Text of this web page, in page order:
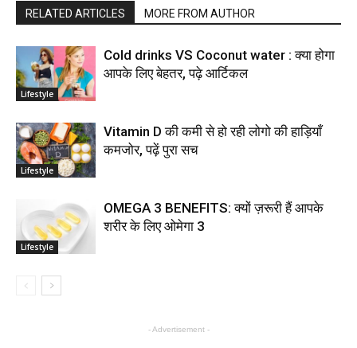
RELATED ARTICLES MORE FROM AUTHOR
Lifestyle
Cold drinks VS Coconut water : क्या होगा
आपके लिए बेहतर, पढ़े आर्टिकल
Lifestyle
Vitamin D की कमी से हो रही लोगो की हाड़ियाँ
कमजोर, पढ़ें पुरा सच
Lifestyle
OMEGA 3 BENEFITS: क्यों ज़रूरी हैं आपके
शरीर के लिए ओमेगा 3
- Advertisement -